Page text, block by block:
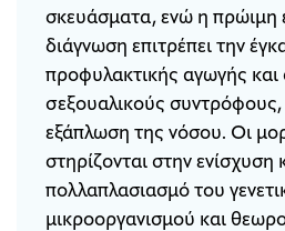
σκευάσματα, ενώ η πρώιμη
διάγνωση επιτρέπει την
προφυλακτικής αγωγής και
σεξουαλικούς συντρόφους,
εξάπλωση της νόσου. Οι
στηρίζονται στην ενίσχυση
πολλαπλασιασμό του
μικροοργανισμού και